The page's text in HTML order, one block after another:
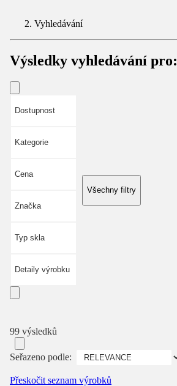
Vyhledávání
Výsledky vyhledávání pro:
Dostupnost
Kategorie
Cena
Značka
Typ skla
Detaily výrobku
Všechny filtry
99 výsledků
Seřazeno podle:
Přeskočit seznam výrobků